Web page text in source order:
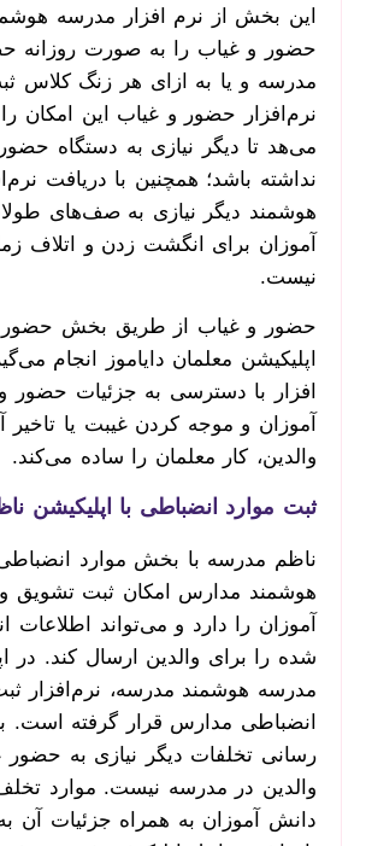
این بخش از نرم افزار مدرسه
حضور و غیاب را به صورت روزانه
مدرسه و یا به ازای هر زنگ کلاس
نرم‌افزار حضور و غیاب این امکان
می‌هد تا دیگر نیازی به دستگاه
نداشته باشد؛ همچنین با دریافت
هوشمند دیگر نیازی به صف‌های
آموزان برای انگشت زدن و اتلاف
نیست.
حضور و غیاب از طریق بخش حضور
اپلیکیشن معلمان دایاموز انجام
افزار با دسترسی به جزئیات حضور
آموزان و موجه کردن غیبت یا
والدین، کار معلمان را ساده می‌کند.
ثبت موارد انضباطی با اپلیکیشن
ناظم مدرسه با بخش موارد انضباطی
هوشمند مدارس امکان ثبت تشویق
آموزان را دارد و می‌تواند اطلاعات
شده را برای والدین ارسال کند. در
مدرسه هوشمند مدرسه، نرم‌افزار
انضباطی مدارس قرار گرفته است.
رسانی تخلفات دیگر نیازی به
والدین در مدرسه نیست. موارد
دانش آموزان به همراه جزئیات آن